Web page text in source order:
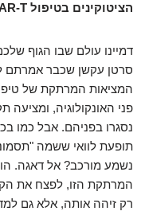
הציטוקינים בטיפול CAR-T ויוצאים מנצחים?
דמיינו עולם שבו הגוף
סרטן עקשן שכבר אמרתם
פני האונקולוגיה,
נסגרו בפניהם. אבל כמו
נשמע מורכב? אל דאגה.
המרתקת הזו, לפצח את
רק זיהה אותה, אלא גם